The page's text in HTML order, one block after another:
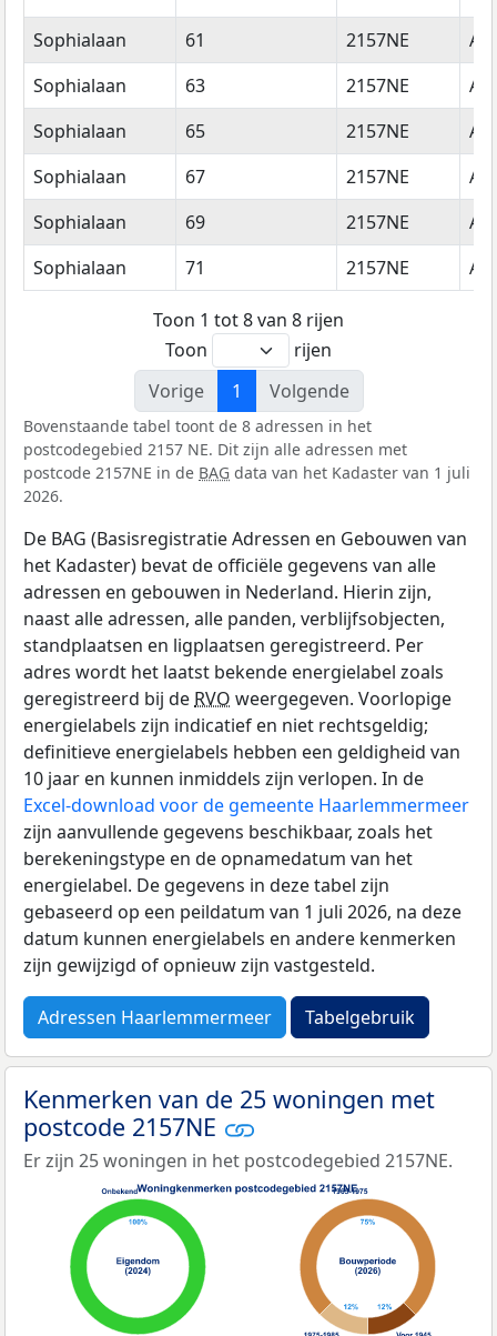
Sophialaan 61 2157NE
Sophialaan
63 2157NE
Sophialaan
65 2157NE
Sophialaan
67 2157NE
Sophialaan
69 2157NE
Sophialaan
71 2157NE
Toon 1 tot 8 van 8 rijen
Toon
rijen
Vorige
1 Volgende
Bovenstaande tabel toont de 8 adressen in het
postcodegebied 2157 NE. Dit zijn alle adressen met
postcode 2157NE in de BAG data van het Kadaster van 1 juli
2026.
De BAG (Basisregistratie Adressen en Gebouwen van
het Kadaster) bevat de officiële gegevens van alle
adressen en gebouwen in Nederland. Hierin zijn,
naast alle adressen, alle panden, verblijfsobjecten,
standplaatsen en ligplaatsen geregistreerd. Per
adres wordt het laatst bekende energielabel zoals
geregistreerd bij de RVO weergegeven. Voorlopige
energielabels zijn indicatief en niet rechtsgeldig;
definitieve energielabels hebben een geldigheid van
10 jaar en kunnen inmiddels zijn verlopen. In de
Excel-download voor de gemeente Haarlemmermeer
zijn aanvullende gegevens beschikbaar, zoals het
berekeningstype en de opnamedatum van het
energielabel. De gegevens in deze tabel zijn
gebaseerd op een peildatum van 1 juli 2026, na deze
datum kunnen energielabels en andere kenmerken
zijn gewijzigd of opnieuw zijn vastgesteld.
Adressen Haarlemmermeer Tabelgebruik
Kenmerken van de 25 woningen met
postcode 2157NE
Er zijn 25 woningen in het postcodegebied 2157NE.